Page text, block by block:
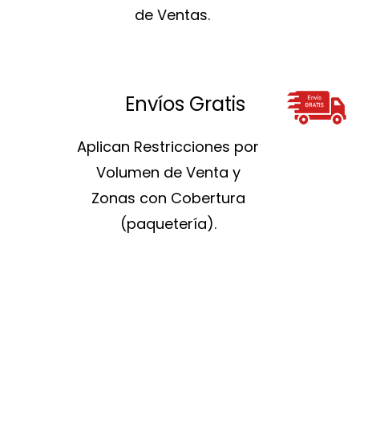
de Ventas.
Envíos Gratis
Aplican Restricciones por
Volumen de Venta y
Zonas con Cobertura
(paquetería).